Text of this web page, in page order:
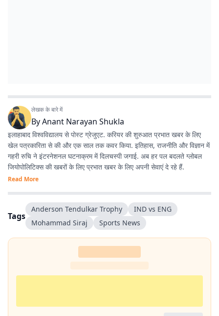
लेखक के बारे में
ByAnant Narayan Shukla
इलाहाबाद विश्वविद्यालय से पोस्ट ग्रेजुएट. करियर की शुरुआत प्रभात खबर के लिए
खेल पत्रकारिता से की और एक साल तक कवर किया. इतिहास, राजनीति और विज्ञान में
गहरी रुचि ने इंटरनेशनल घटनाक्रम में दिलचस्पी जगाई. अब हर पल बदलते ग्लोबल
जियोपोलिटिक्स की खबरों के लिए प्रभात खबर के लिए अपनी सेवाएं दे रहे हैं.
Read More
Tags
Anderson Tendulkar Trophy
IND vs ENG
Mohammad Siraj
Sports News